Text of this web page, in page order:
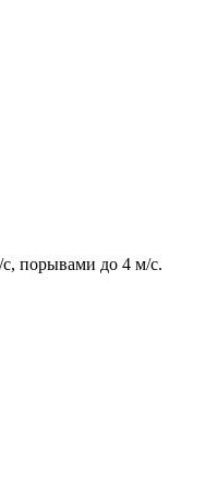
с, порывами до 4 м/с.